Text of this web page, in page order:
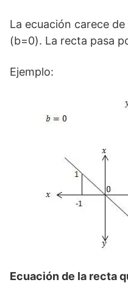
La ecuación carece
(b=0). La recta pasa
Ejemplo:
Ecuación de la recta